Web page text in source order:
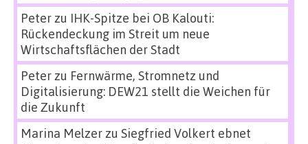
Peterzu IHK-Spitze bei OB Kalouti:
Rückendeckung im Streit um neue
Wirtschaftsflächen der Stadt
Peterzu Fernwärme, Stromnetz und
Digitalisierung: DEW21 stellt die Weichen für
die Zukunft
Marina Melzerzu Siegfried Volkert ebnet